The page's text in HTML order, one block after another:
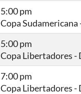
5:00 pm
Copa
5:00 pm
Copa Libertadores -
7:00 pm
Copa Libertadores -